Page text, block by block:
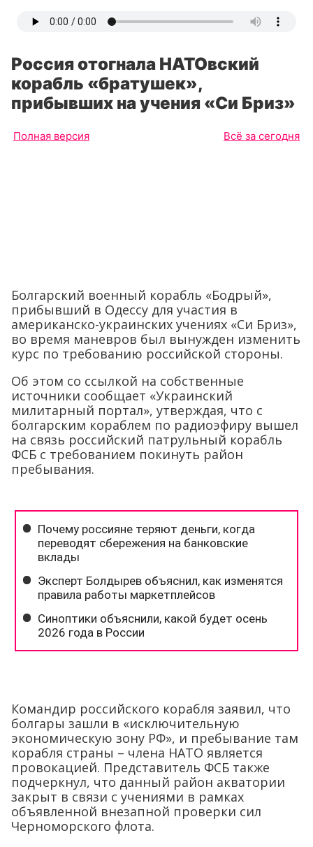
Россия отогнала НАТОвский
корабль «братушек»,
прибывших на учения «Си Бриз»
Полная версия Всё за сегодня
Болгарский военный корабль «Бодрый»,
прибывший в Одессу для участия в
американско-украинских учениях «Си Бриз»,
во время маневров был вынужден изменить
курс по требованию российской стороны.
Об этом со ссылкой на собственные
источники сообщает «Украинский
милитарный портал», утверждая, что с
болгарским кораблем по радиоэфиру вышел
на связь российский патрульный корабль
ФСБ с требованием покинуть район
пребывания.
Командир российского корабля заявил, что
болгары зашли в «исключительную
экономическую зону РФ», и пребывание там
корабля страны – члена НАТО является
провокацией. Представитель ФСБ также
подчеркнул, что данный район акватории
закрыт в связи с учениями в рамках
объявленной внезапной проверки сил
Черноморского флота.